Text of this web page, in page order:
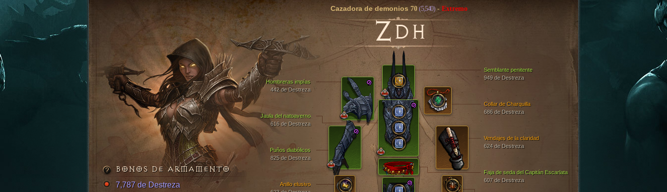
Cazadora de demonios 70 (5,540) - Extremo
ZDH
Semblante penitente
949 de Destreza
Jaula del natoaverno
616 de Destreza
Puños diabólicos
825 de Destreza
Hombreras impías
442 de Destreza
Vendajes de la claridad
624 de Destreza
Faja de seda del Capitán Escarlata
607 de Destreza
Anillo elusivo
Collar de Charquilla
686 de Destreza
BONOS DE ARMAMENTO
7,787 de Destreza